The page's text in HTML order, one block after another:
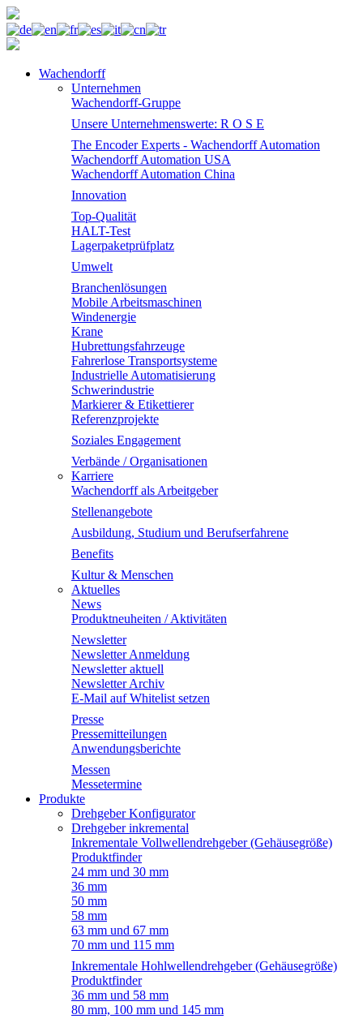
Wachendorff
Unternehmen
Wachendorff-Gruppe
Unsere Unternehmenswerte: R O S E
The Encoder Experts - Wachendorff Automation
Wachendorff Automation USA
Wachendorff Automation China
Innovation
Top-Qualität
HALT-Test
Lagerpaketprüfplatz
Umwelt
Branchenlösungen
Mobile Arbeitsmaschinen
Windenergie
Krane
Hubrettungsfahrzeuge
Fahrerlose Transportsysteme
Industrielle Automatisierung
Schwerindustrie
Markierer & Etikettierer
Referenzprojekte
Soziales Engagement
Verbände / Organisationen
Karriere
Wachendorff als Arbeitgeber
Stellenangebote
Ausbildung, Studium und Berufserfahrene
Benefits
Kultur & Menschen
Aktuelles
News
Produktneuheiten / Aktivitäten
Newsletter
Newsletter Anmeldung
Newsletter aktuell
Newsletter Archiv
E-Mail auf Whitelist setzen
Presse
Pressemitteilungen
Anwendungsberichte
Messen
Messetermine
Produkte
Drehgeber Konfigurator
Drehgeber inkremental
Inkrementale Vollwellendrehgeber (Gehäusegröße)
Produktfinder
24 mm und 30 mm
36 mm
50 mm
58 mm
63 mm und 67 mm
70 mm und 115 mm
Inkrementale Hohlwellendrehgeber (Gehäusegröße)
Produktfinder
36 mm und 58 mm
80 mm, 100 mm und 145 mm